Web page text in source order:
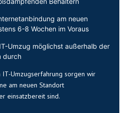
am neuen
6-8 Wochen im Voraus
Umzug möglichst außerhalb der
durch
Umzugserfahrung sorgen wir
am neuen Standort
einsatzbereit sind.